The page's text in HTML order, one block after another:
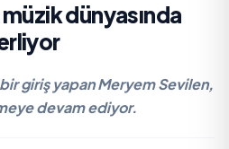
dünyasında
bir giriş yapan Meryem Sevilen,
devam ediyor.